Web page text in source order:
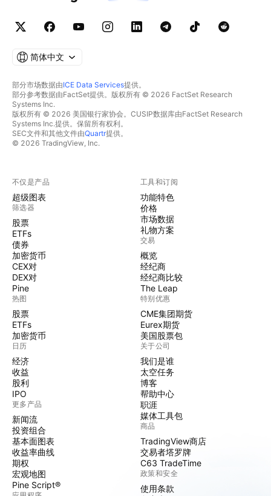
简体中文
部分市场数据由ICE Data Services提供。
部分参考数据由FactSet提供。版权所有 © 2026 FactSet Research
Systems Inc.
版权所有 © 2026 美国银行家协会。CUSIP数据库由FactSet Research
Systems Inc.提供。保留所有权利。
SEC文件和其他文件由Quartr提供。
© 2026 TradingView, Inc.
不仅是产品
超级图表
筛选器
股票
ETFs
债券
加密货币
CEX对
DEX对
Pine
热图
股票
ETFs
加密货币
日历
经济
收益
股利
IPO
更多产品
新闻流
投资组合
基本面图表
收益率曲线
期权
宏观地图
Pine Script®
工具和订阅
功能特色
价格
市场数据
礼物方案
交易
概览
经纪商
经纪商比较
The Leap
特别优惠
CME集团期货
Eurex期货
美国股票包
关于公司
我们是谁
太空任务
博客
帮助中心
职涯
媒体工具包
商品
TradingView商店
交易者塔罗牌
C63 TradeTime
政策和安全
使用条款